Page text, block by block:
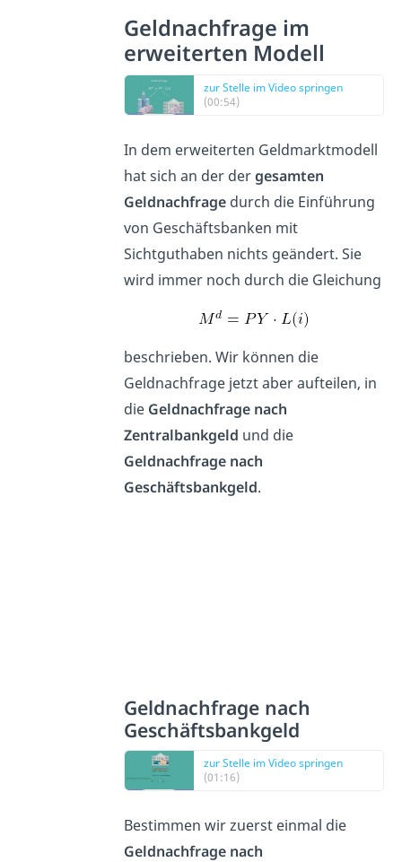
Geldnachfrage im
erweiterten Modell
zur Stelle im Video springen
(00:54)
In dem erweiterten Geldmarktmodell
hat sich an der dergesamten
Geldnachfragedurch die Einführung
von Geschäftsbanken mit
Sichtguthaben nichts geändert. Sie
wird immer noch durch die Gleichung
beschrieben. Wir können die
Geldnachfrage jetzt aber aufteilen, in
die Geldnachfrage nach
Zentralbankgeld und die
Geldnachfrage nach
Geschäftsbankgeld.
Geldnachfrage nach
Geschäftsbankgeld
zur Stelle im Video springen
(01:16)
Bestimmen wir zuerst einmal die
Geldnachfrage nach